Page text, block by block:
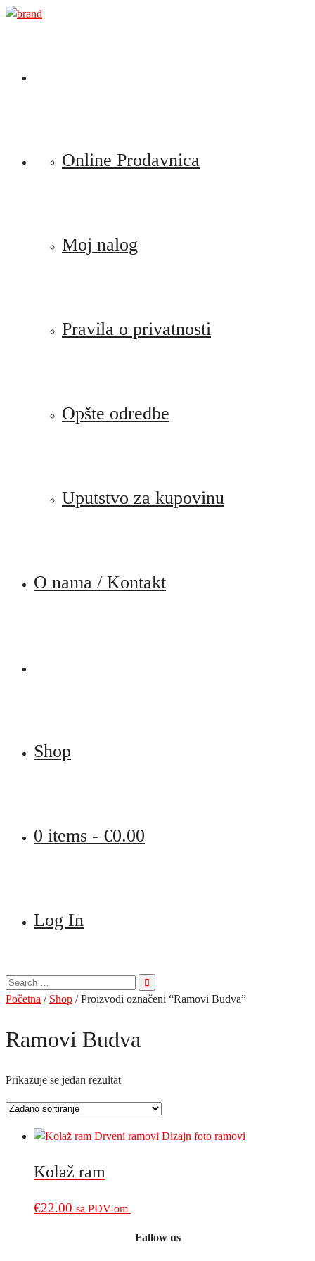
Preskoči
Online Prodavnica
Moj nalog
Pravila o privatnosti
Opšte odredbe
Uputstvo za kupovinu
O nama / Kontakt
Shop
0 items - €0.00
Log In
Pretraga
za:
Početna / Shop / Proizvodi označeni “Ramovi Budva”
Ramovi Budva
Prikazuje se jedan rezultat
Kolaž ram
€22.00 sa PDV-om
Fallow us